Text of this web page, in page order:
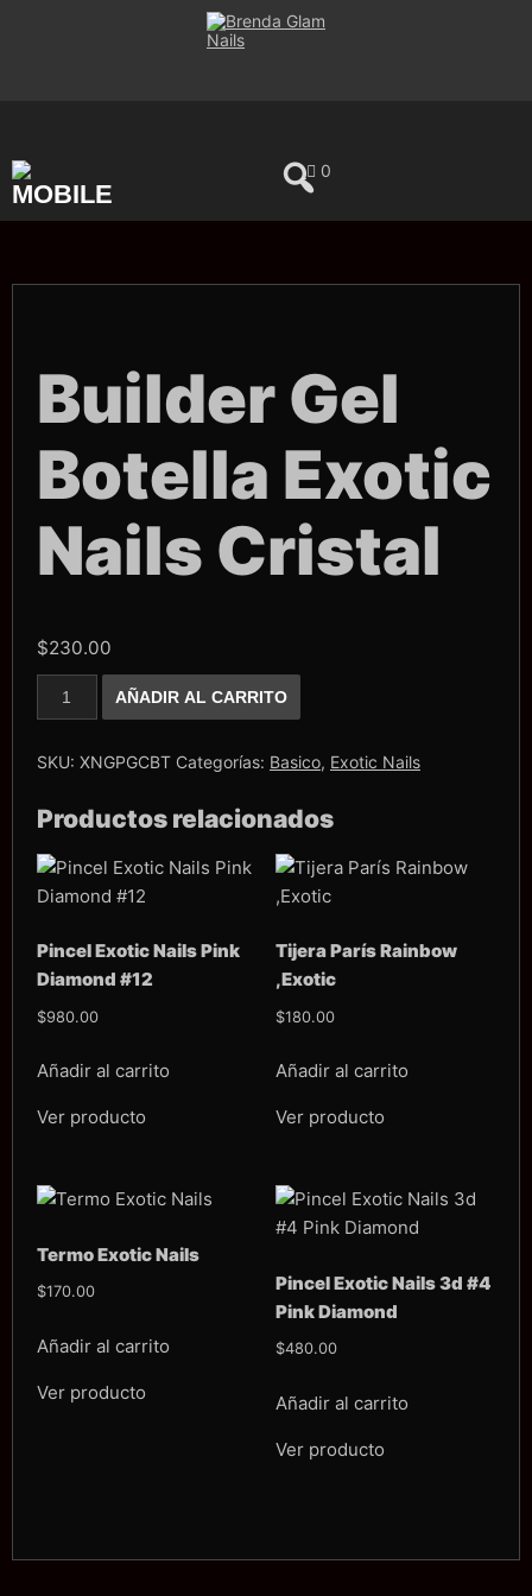
0
Builder Gel
Botella Exotic
Nails Cristal
$230.00
Builder
Botella
Nails
AÑADIR AL CARRITO
SKU: XNGPGCBT Categorías: Basico, Exotic Nails
Productos relacionados
Pincel Exotic Nails Pink
Diamond #12
$980.00
Añadir al carrito
Ver producto
Tijera París Rainbow
,Exotic
$180.00
Añadir al carrito
Ver producto
Termo Exotic Nails
$170.00
Añadir al carrito
Ver producto
Pincel Exotic Nails 3d #4
Pink Diamond
$480.00
Añadir al carrito
Ver producto